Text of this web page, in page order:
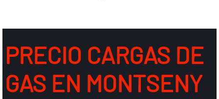
PRECIO CARGAS DE
GAS EN MONTSENY